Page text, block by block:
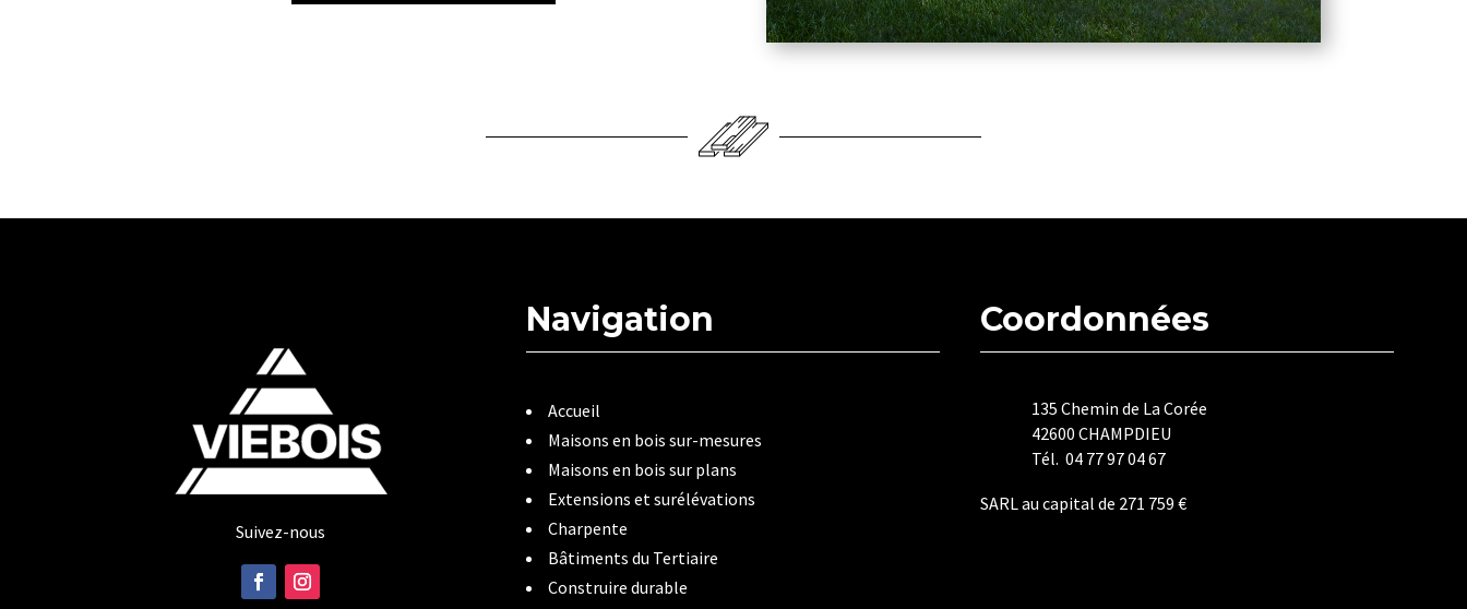
Suivez-nous
Navigation
Accueil
Maisons en bois sur-mesures
Maisons en bois sur plans
Extensions et surélévations
Charpente
Bâtiments du Tertiaire
Construire durable
Coordonnées
135 Chemin de La Corée
42600 CHAMPDIEU
Tél. 04 77 97 04 67
SARL au capital de 271 759 €